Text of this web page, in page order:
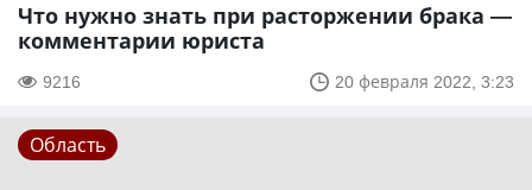
Что нужно знать при расторжении брака —
комментарии юриста
9216 20 февраля 2022, 3:23
Область